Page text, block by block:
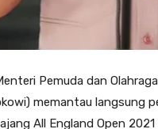
Pemuda dan
memantau langsung
All England Open